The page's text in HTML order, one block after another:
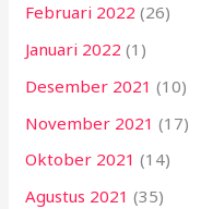
Februari 2022 (26)
Januari 2022 (1)
Desember 2021 (10)
November 2021 (17)
Oktober 2021 (14)
Agustus 2021 (35)